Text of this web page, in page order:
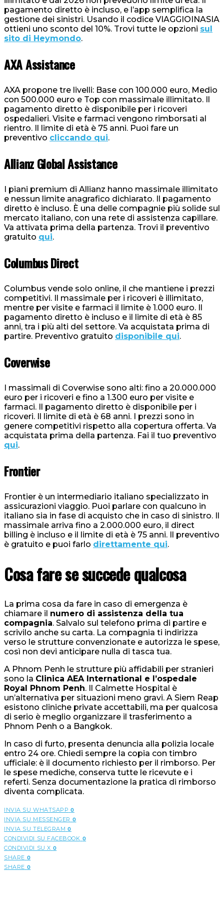
pagamento diretto è incluso, e l’app semplifica la
gestione dei sinistri. Usando il codice VIAGGIOINASIA
ottieni uno sconto del 10%. Trovi tutte le opzioni sul
sito di Heymondo.
AXA Assistance
AXA propone tre livelli: Base con 100.000 euro, Medio
con 500.000 euro e Top con massimale illimitato. Il
pagamento diretto è disponibile per i ricoveri
ospedalieri. Visite e farmaci vengono rimborsati al
rientro. Il limite di età è 75 anni. Puoi fare un
preventivo cliccando qui.
Allianz Global Assistance
I piani premium di Allianz hanno massimale illimitato
e nessun limite anagrafico dichiarato. Il pagamento
diretto è incluso. È una delle compagnie più solide sul
mercato italiano, con una rete di assistenza capillare.
Va attivata prima della partenza. Trovi il preventivo
gratuito qui.
Columbus Direct
Columbus vende solo online, il che mantiene i prezzi
competitivi. Il massimale per i ricoveri è illimitato,
mentre per visite e farmaci il limite è 1.000 euro. Il
pagamento diretto è incluso e il limite di età è 85
anni, tra i più alti del settore. Va acquistata prima di
partire. Preventivo gratuito disponibile qui.
Coverwise
I massimali di Coverwise sono alti: fino a 20.000.000
euro per i ricoveri e fino a 1.300 euro per visite e
farmaci. Il pagamento diretto è disponibile per i
ricoveri. Il limite di età è 68 anni. I prezzi sono in
genere competitivi rispetto alla copertura offerta. Va
acquistata prima della partenza. Fai il tuo preventivo
qui.
Frontier
Frontier è un intermediario italiano specializzato in
assicurazioni viaggio. Puoi parlare con qualcuno in
italiano sia in fase di acquisto che in caso di sinistro. Il
massimale arriva fino a 2.000.000 euro, il direct
billing è incluso e il limite di età è 75 anni. Il preventivo
è gratuito e puoi farlo direttamente qui.
Cosa fare se succede qualcosa
La prima cosa da fare in caso di emergenza è
chiamare il numero di assistenza della tua
compagnia. Salvalo sul telefono prima di partire e
scrivilo anche su carta. La compagnia ti indirizza
verso le strutture convenzionate e autorizza le spese,
così non devi anticipare nulla di tasca tua.
A Phnom Penh le strutture più affidabili per stranieri
sono la Clinica AEA International e l’ospedale
Royal Phnom Penh. Il Calmette Hospital è
un’alternativa per situazioni meno gravi. A Siem Reap
esistono cliniche private accettabili, ma per qualcosa
di serio è meglio organizzare il trasferimento a
Phnom Penh o a Bangkok.
In caso di furto, presenta denuncia alla polizia locale
entro 24 ore. Chiedi sempre la copia con timbro
ufficiale: è il documento richiesto per il rimborso. Per
le spese mediche, conserva tutte le ricevute e i
referti. Senza documentazione la pratica di rimborso
diventa complicata.
INVIA SU WHATSAPP 0
INVIA SU MESSENGER 0
INVIA SU TELEGRAM 0
CONDIVIDI SU FACEBOOK 0
CONDIVIDI SU X 0
SHARE 0
SHARE 0